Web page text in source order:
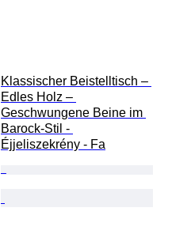
Klassischer Beistelltisch –
Edles Holz –
Geschwungene Beine im
Barock-Stil -
Éjjeliszekrény - Fa